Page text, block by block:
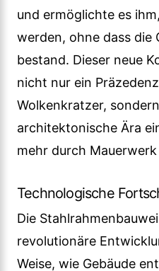
und ermöglichte es
werden, ohne dass die
bestand. Dieser neue
nicht nur ein
Wolkenkratzer,
architektonische Ära
mehr durch
Technologische
Die
revolutionäre
Weise, wie Gebäude